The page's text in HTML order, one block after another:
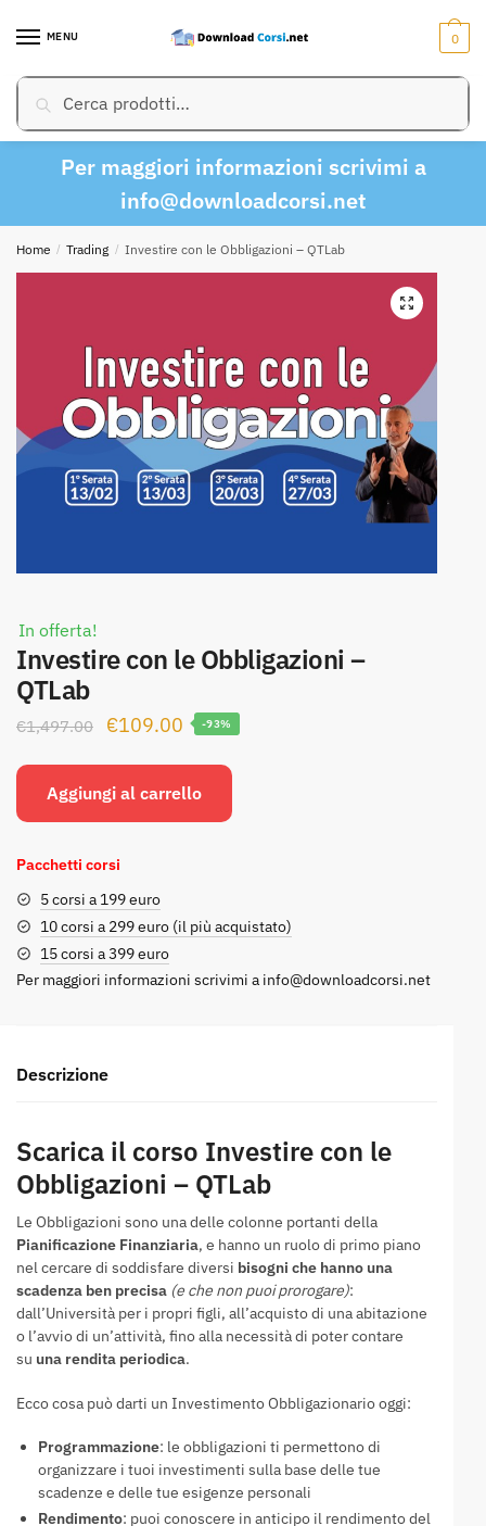
MENU
Cerca:Cerca
0
Per maggiori informazioni scrivimi a
info@downloadcorsi.net
Home / Trading / Investire con le Obbligazioni – QTLab
In offerta!
Investire con le Obbligazioni –
QTLab
€1,497.00
Il
originale
€109.00 Il
attuale
-93%
Aggiungi al carrello
Pacchetti corsi
5 corsi a 199 euro
10 corsi a 299 euro (il più acquistato)
15 corsi a 399 euro
Per maggiori informazioni scrivimi a info@downloadcorsi.net
Descrizione
Scarica il corso Investire con le
Obbligazioni – QTLab
Le Obbligazioni sono una delle colonne portanti della
Pianificazione Finanziaria, e hanno un ruolo di primo piano
nel cercare di soddisfare diversi bisogni che hanno una
scadenza ben precisa (e che non puoi prorogare):
dall’Università per i propri figli, all’acquisto di una abitazione
o l’avvio di un’attività, fino alla necessità di poter contare
su una rendita periodica.
Ecco cosa può darti un Investimento Obbligazionario oggi:
Programmazione: le obbligazioni ti permettono di
organizzare i tuoi investimenti sulla base delle tue
scadenze e delle tue esigenze personali
Rendimento: puoi conoscere in anticipo il rendimento del